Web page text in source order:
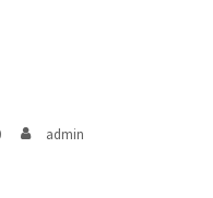
admin